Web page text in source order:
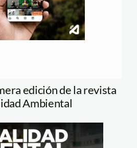
edición de la revista
Ambiental